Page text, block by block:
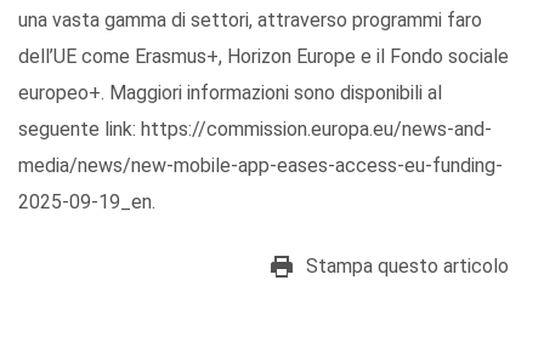
una vasta gamma di settori, attraverso programmi faro
dell’UE come Erasmus+, Horizon Europe e il Fondo sociale
europeo+. Maggiori informazioni sono disponibili al
seguente link: https://commission.europa.eu/news-and-
media/news/new-mobile-app-eases-access-eu-funding-
2025-09-19_en.
Stampa questo articolo